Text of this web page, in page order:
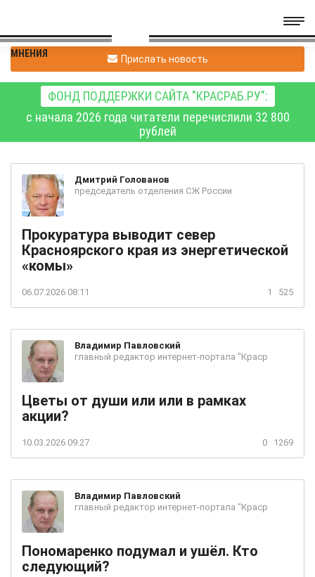
МНЕНИЯ Прислать новость
ФОНД ПОДДЕРЖКИ САЙТА "КРАСРАБ.РУ":
с начала 2026 года читатели перечислили 32 800
рублей
Дмитрий Голованов
председатель отделения СЖ России
Прокуратура выводит север
Красноярского края из энергетической
«комы»
06.07.2026 08:11 1 525
Владимир Павловский
главный редактор интернет-портала "Краср
Цветы от души или или в рамках
акции?
10.03.2026 09:27 0 1269
Владимир Павловский
главный редактор интернет-портала "Краср
Пономаренко подумал и ушёл. Кто
следующий?